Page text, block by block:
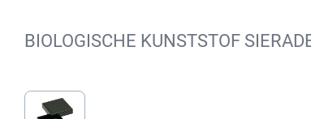
BIOLOGISCHE KUNSTSTOF
Afbeeldingengalerij overslaan